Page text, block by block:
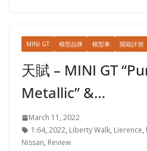
MINI GT 模型品牌 模型車 開箱評測
天賦 – MINI GT
Metallic” &…
March 11, 2022
1:64, 2022, Liberty Walk, Lierence,
Nissan, Review